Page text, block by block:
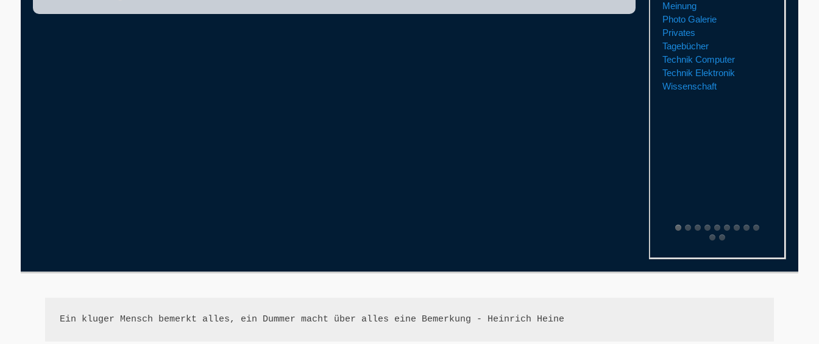
Meinung
Photo Galerie
Privates
Tagebücher
Technik Computer
Technik Elektronik
Wissenschaft
Ein kluger Mensch bemerkt alles, ein Dummer macht über alles eine Bemerkung - Heinrich Heine